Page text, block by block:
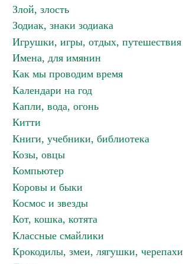
Злой, злость
Зодиак, знаки зодиака
Игрушки, игры, отдых, путешествия
Имена, для имянин
Как мы проводим время
Календари на год
Капли, вода, огонь
Китти
Книги, учебники, библиотека
Козы, овцы
Компьютер
Коровы и быки
Космос и звезды
Кот, кошка, котята
Классные смайлики
Крокодилы, змеи, лягушки, черепахи